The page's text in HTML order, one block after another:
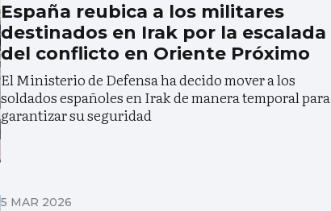
España reubica a los militares
destinados en Irak por la escalada
del conflicto en Oriente Próximo
El Ministerio de Defensa ha decido mover a los
soldados españoles en Irak de manera temporal para
garantizar su seguridad
5 MAR 2026